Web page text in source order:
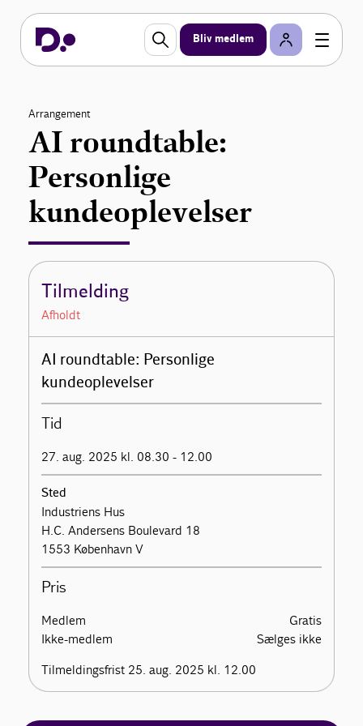
Bliv medlem
Arrangement
AI roundtable:
Personlige
kundeoplevelser
Tilmelding
Afholdt
AI roundtable: Personlige
kundeoplevelser
Tid
27. aug. 2025 kl. 08.30 - 12.00
Sted
Industriens Hus
H.C. Andersens Boulevard 18
1553 København V
Pris
Medlem
Gratis
Ikke-medlem
Sælges ikke
Tilmeldingsfrist 25. aug. 2025 kl. 12.00